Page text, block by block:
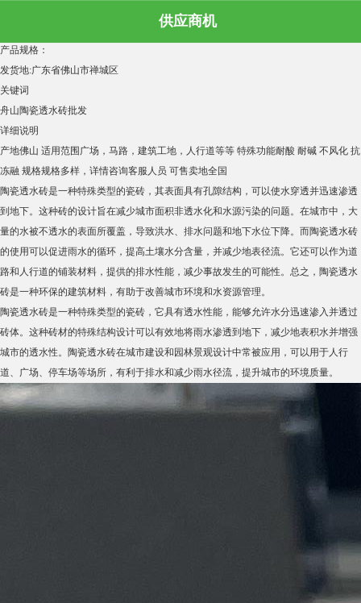
供应商机
产品规格：
发货地:广东省佛山市禅城区
关键词
舟山陶瓷透水砖批发
详细说明
产地佛山 适用范围 广场，马路，建筑工地，人行道等等 特殊功能耐酸 耐碱 不风化 抗
冻融 规格规格多样，详情咨询客服人员 可售卖地全国
陶瓷透水砖是一种特殊类型的瓷砖，其表面具有孔隙结构，可以使水穿透并迅速渗透
到地下。这种砖的设计旨在减少城市面积非透水化和水源污染的问题。在城市中，大
量的水被不透水的表面所覆盖，导致洪水、排水问题和地下水位下降。而陶瓷透水砖
的使用可以促进雨水的循环，提高土壤水分含量，并减少地表径流。它还可以作为道
路和人行道的铺装材料，提供的排水性能，减少事故发生的可能性。总之，陶瓷透水
砖是一种环保的建筑材料，有助于改善城市环境和水资源管理。
陶瓷透水砖是一种特殊类型的瓷砖，它具有透水性能，能够允许水分迅速渗入并透过
砖体。这种砖材的特殊结构设计可以有效地将雨水渗透到地下，减少地表积水并增强
城市的透水性。陶瓷透水砖在城市建设和园林景观设计中常被应用，可以用于人行
道、广场、停车场等场所，有利于排水和减少雨水径流，提升城市的环境质量。